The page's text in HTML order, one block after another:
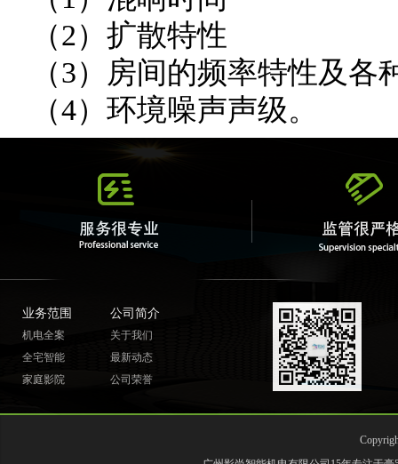
（2）扩散特性
（3）房间的频率特性及各
（4）环境噪声声级。
业务范围
机电全案
全宅智能
家庭影院
公司简介
关于我们
最新动态
公司荣誉